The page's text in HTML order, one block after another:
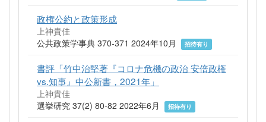
政権公約と政策形成
上神貴佳
公共政策学事典 370-371 2024年10月
招待有り
書評「竹中治堅著『コロナ危機の政治 安倍政権
vs.知事』中公新書，2021年」
上神貴佳
選挙研究 37(2) 80-82 2022年6月
招待有り